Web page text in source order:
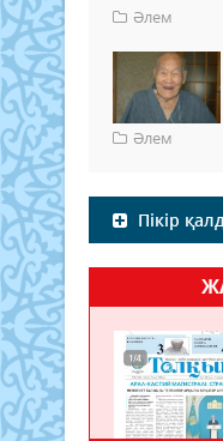
Әлем
Әлем
Пікір